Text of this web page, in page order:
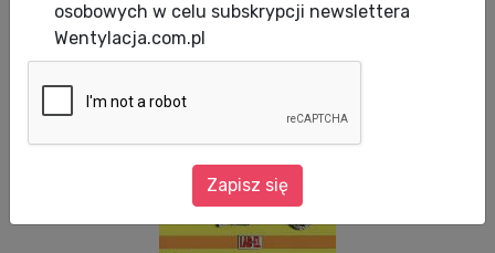
osobowych w celu subskrypcji newslettera
Wentylacja.com.pl
Zapisz się